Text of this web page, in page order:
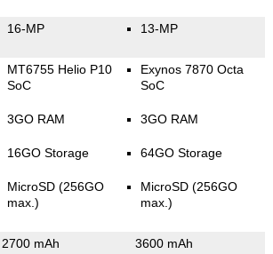
16-MP 13-MP
MT6755 Helio P10
SoC
3GO RAM
16GO Storage
MicroSD (256GO
max.)
Exynos 7870 Octa
SoC
3GO RAM
64GO Storage
MicroSD (256GO
max.)
2700 mAh 3600 mAh